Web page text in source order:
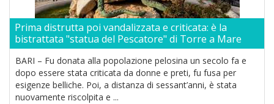
Prima distrutta poi vandalizzata e criticata: è la
bistrattata "statua del Pescatore" di Torre a Mare
BARI – Fu donata alla popolazione pelosina un secolo fa e
dopo essere stata criticata da donne e preti, fu fusa per
esigenze belliche. Poi, a distanza di sessant’anni, è stata
nuovamente riscolpita e ...